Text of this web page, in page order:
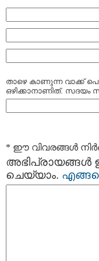
താഴെ കാണുന്ന വാക്ക്
ഒഴിക്കാനാണിത്. സദയം
* ഈ വിവരങ്ങള്‍
അഭിപ്രായങ്ങള്‍
ചെയ്യാം.